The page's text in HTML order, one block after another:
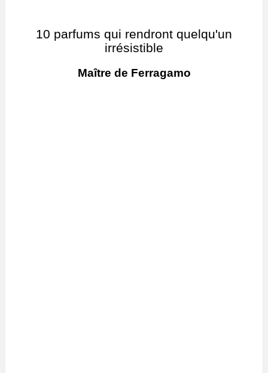
10 parfums qui rendront quelqu'un
irrésistible
Maître de Ferragamo